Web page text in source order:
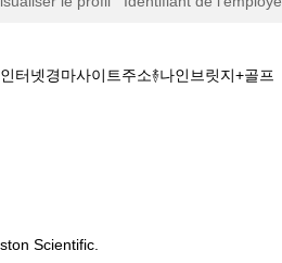
넷경마사이트주소࿈나인브릿지+골프
Scientific.